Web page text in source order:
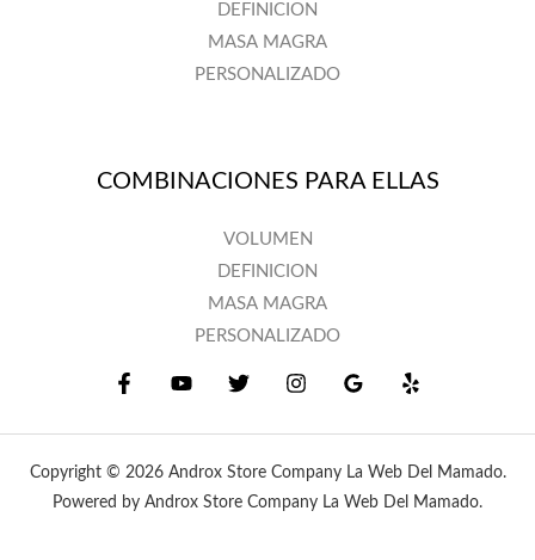
DEFINICION
MASA MAGRA
PERSONALIZADO
COMBINACIONES PARA ELLAS
VOLUMEN
DEFINICION
MASA MAGRA
PERSONALIZADO
Copyright © 2026 Androx Store Company La Web Del Mamado.
Powered by Androx Store Company La Web Del Mamado.